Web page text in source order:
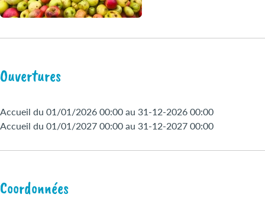
Ouvertures
Accueil du 01/01/2026 00:00 au 31-12-2026 00:00
Accueil du 01/01/2027 00:00 au 31-12-2027 00:00
Coordonnées